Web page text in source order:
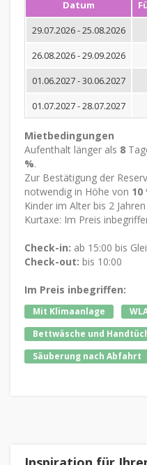
Datum
29.07.2026 - 25.08.2026
26.08.2026 - 29.09.2026
01.06.2027 - 30.06.2027
01.07.2027 - 28.07.2027
Mietbedingungen
Aufenthalt länger als 8
%.
Zur Bestätigung der
notwendig in Höhe von 10
Kinder im Alter bis 2
Kurtaxe: Im Preis
Check-in: ab 15:00 bis
Check-out: bis 10:00
Im Preis inbegriffen:
Mit Klimaanlage
Bettwäsche und
Säuberung nach Abfahrt